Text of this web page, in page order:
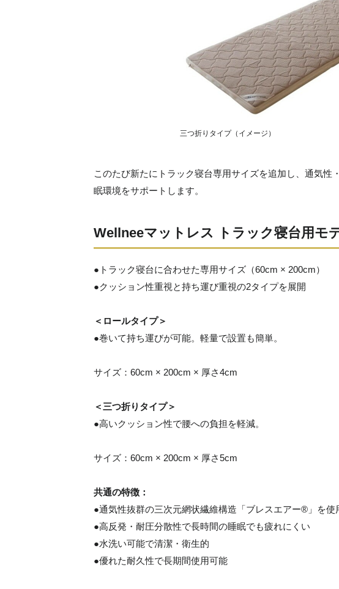
三つ折りタイプ（イメージ）
このたび新たにトラック寝台専用サイズを追加し、通気性
眠環境をサポートします。
Wellneeマットレス トラック寝台用モ
●トラック寝台に合わせた専用サイズ（60cm × 200cm）
●クッション性重視と持ち運び重視の2タイプを展開
＜ロールタイプ＞
●巻いて持ち運びが可能。軽量で設置も簡単。
サイズ：60cm × 200cm × 厚さ4cm
＜三つ折りタイプ＞
●高いクッション性で腰への負担を軽減。
サイズ：60cm × 200cm × 厚さ5cm
共通の特徴：
●通気性抜群の三次元網状繊維構造「ブレスエアー®」を使
●高反発・耐圧分散性で長時間の睡眠でも疲れにくい
●水洗い可能で清潔・衛生的
●優れた耐久性で長期間使用可能